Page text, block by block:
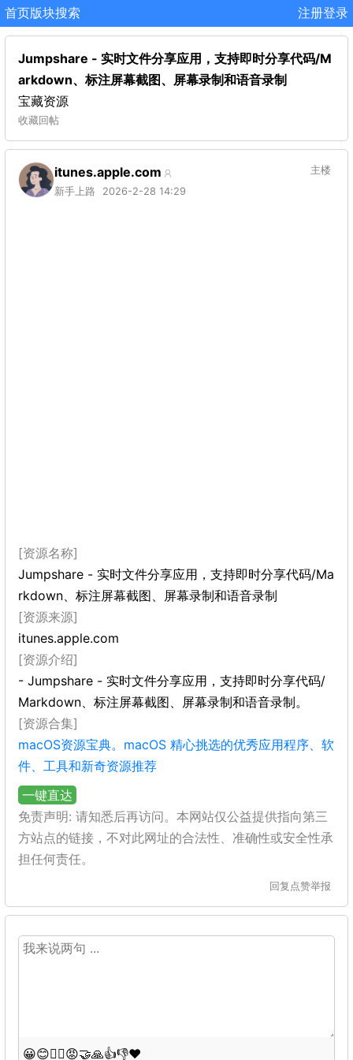
首页版块搜索 注册登录
Jumpshare - 实时文件分享应用，支持即时分享代码/M
arkdown、标注屏幕截图、屏幕录制和语音录制
宝藏资源
收藏回帖
itunes.apple.com
新手上路 2026-2-28 14:29
主楼
[资源名称]
Jumpshare - 实时文件分享应用，支持即时分享代码/Ma
rkdown、标注屏幕截图、屏幕录制和语音录制
[资源来源]
itunes.apple.com
[资源介绍]
- Jumpshare - 实时文件分享应用，支持即时分享代码/
Markdown、标注屏幕截图、屏幕录制和语音录制。
[资源合集]
macOS资源宝典。macOS 精心挑选的优秀应用程序、软
件、工具和新奇资源推荐
一键直达
免责声明: 请知悉后再访问。本网站仅公益提供指向第三
方站点的链接，不对此网址的合法性、准确性或安全性承
担任何责任。
回复 点赞举报
😀😊😵‍💫😡🤝🙏👍👎❤️